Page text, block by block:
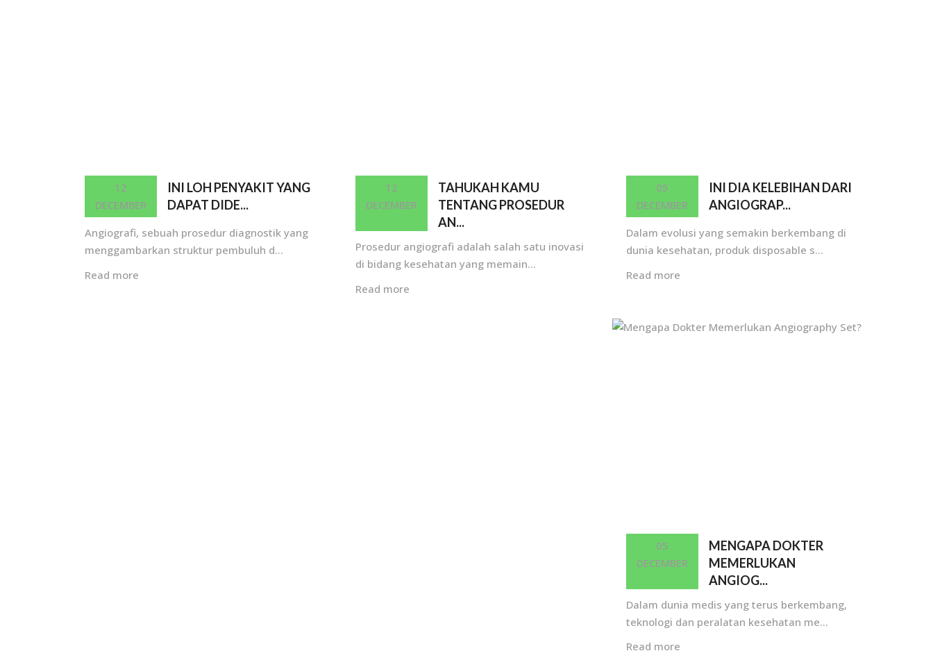
12
DECEMBER
INI LOH PENYAKIT YANG
DAPAT DIDE...
Angiografi, sebuah prosedur diagnostik yang
menggambarkan struktur pembuluh d...
Read more
12
DECEMBER
TAHUKAH KAMU
TENTANG PROSEDUR
AN...
Prosedur angiografi adalah salah satu inovasi
di bidang kesehatan yang memain...
Read more
05
DECEMBER
INI DIA KELEBIHAN DARI
ANGIOGRAP...
Dalam evolusi yang semakin berkembang di
dunia kesehatan, produk disposable s...
Read more
05
DECEMBER
MENGAPA DOKTER
MEMERLUKAN
ANGIOG...
Dalam dunia medis yang terus berkembang,
teknologi dan peralatan kesehatan me...
Read more